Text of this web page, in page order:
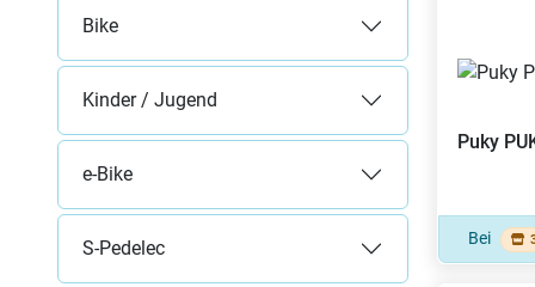
Bike
Kinder / Jugend
e-Bike
S-Pedelec
Puky
Bei